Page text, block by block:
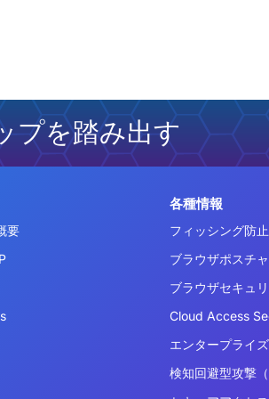
プを踏み出す
要
各種情報
フィッシング防止
ブラウザポスチ
ブラウザセキュ
Cloud Access
エンタープライ
検知回避型攻撃（